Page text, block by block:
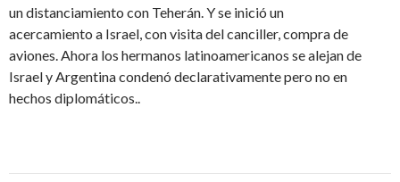
un distanciamiento con Teherán. Y se inició un
acercamiento a Israel, con visita del canciller, compra de
aviones. Ahora los hermanos latinoamericanos se alejan de
Israel y Argentina condenó declarativamente pero no en
hechos diplomáticos..